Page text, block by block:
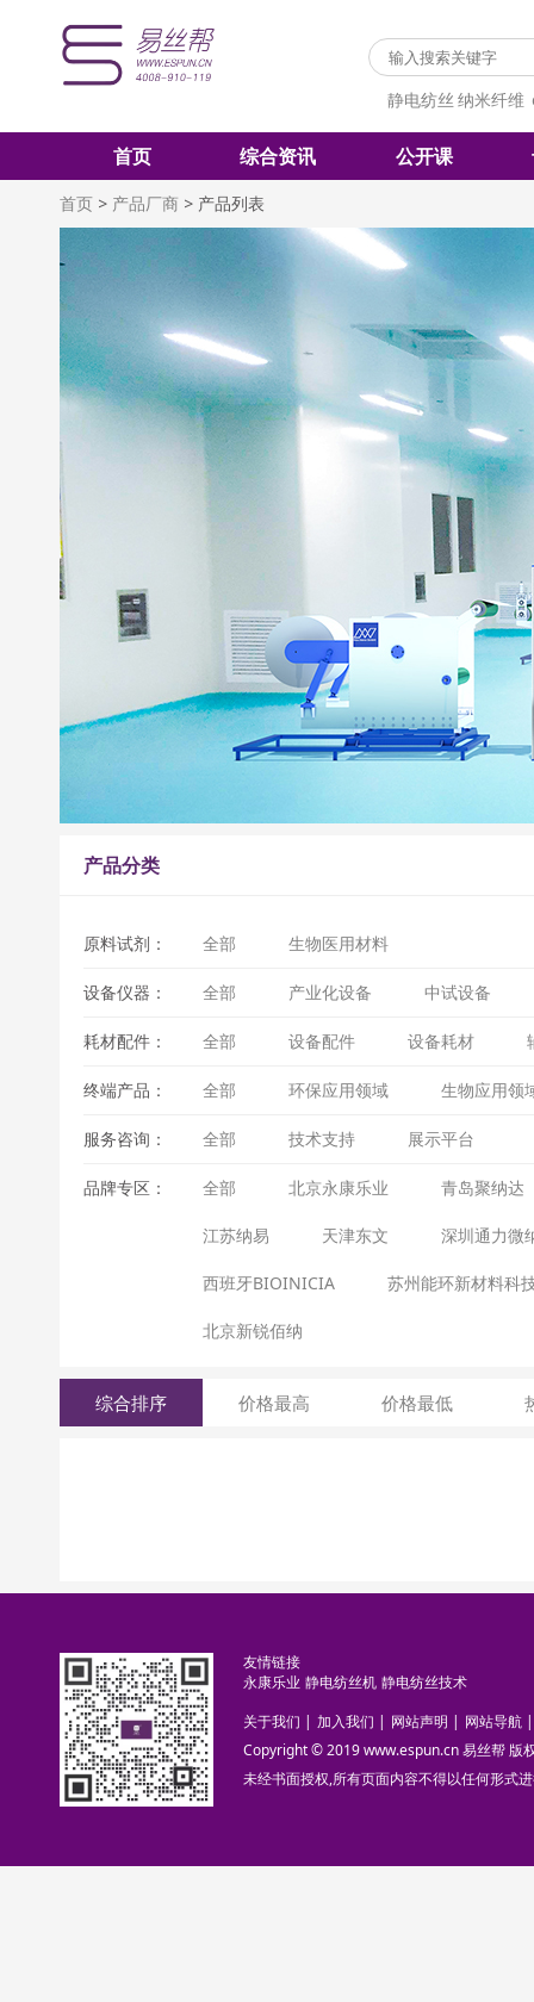
静电纺丝 纳米纤维
首页 综合资讯 公开课
首页 > 产品厂商 > 产品列表
产品分类
原料试剂： 全部 生物医用材料
设备仪器： 全部 产业化设备 中试设备
耗材配件： 全部 设备配件 设备耗材
终端产品： 全部 环保应用领域 生物应用领
服务咨询： 全部 技术支持 展示平台
品牌专区： 全部 北京永康乐业 青岛聚纳达
江苏纳易 天津东文 深圳通力微
西班牙BIOINICIA 苏州能环新材料科
北京新锐佰纳
综合排序 价格最高 价格最低
友情链接
永康乐业 静电纺丝机 静电纺丝技术
关于我们 | 加入我们 | 网站声明 | 网站导航 |
Copyright © 2019 www.espun.cn 易丝帮 版
未经书面授权,所有页面内容不得以任何形式